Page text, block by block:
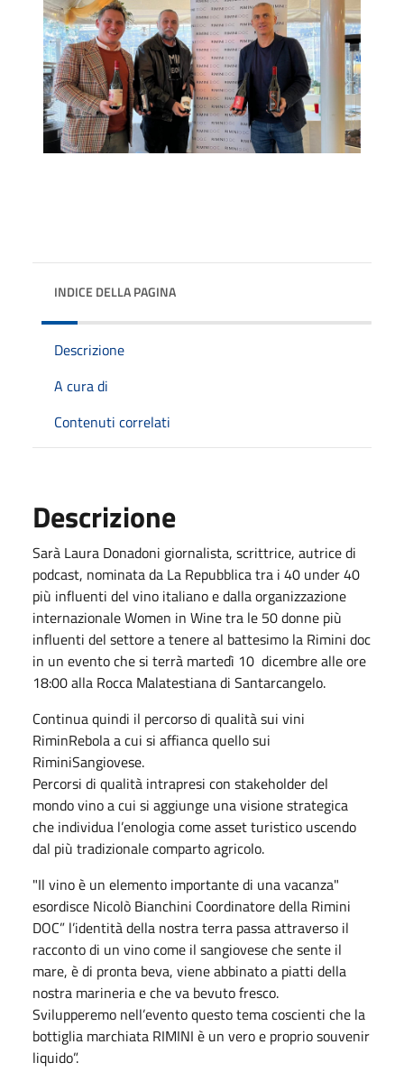
INDICE DELLA PAGINA
Descrizione
A cura di
Contenuti correlati
Descrizione
Sarà Laura Donadoni giornalista, scrittrice, autrice di
podcast, nominata da La Repubblica tra i 40 under 40
più influenti del vino italiano e dalla organizzazione
internazionale Women in Wine tra le 50 donne più
influenti del settore a tenere al battesimo la Rimini doc
in un evento che si terrà martedì 10 dicembre alle ore
18:00 alla Rocca Malatestiana di Santarcangelo.
Continua quindi il percorso di qualità sui vini
RiminRebola a cui si affianca quello sui
RiminiSangiovese.
Percorsi di qualità intrapresi con stakeholder del
mondo vino a cui si aggiunge una visione strategica
che individua l’enologia come asset turistico uscendo
dal più tradizionale comparto agricolo.
"Il vino è un elemento importante di una vacanza"
esordisce Nicolò Bianchini Coordinatore della Rimini
DOC” l’identità della nostra terra passa attraverso il
racconto di un vino come il sangiovese che sente il
mare, è di pronta beva, viene abbinato a piatti della
nostra marineria e che va bevuto fresco.
Svilupperemo nell’evento questo tema coscienti che la
bottiglia marchiata RIMINI è un vero e proprio souvenir
liquido”.